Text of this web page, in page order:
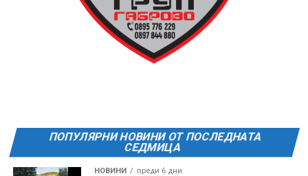
ПОПУЛЯРНИ НОВИНИ ОТ ПОСЛЕДНАТА
СЕДМИЦА
НОВИНИ преди 6 дни